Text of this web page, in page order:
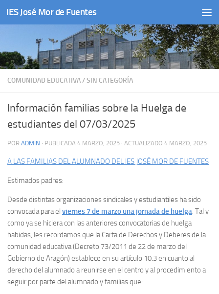
Saltar al contenido
IES José Mor de Fuentes
COMUNIDAD EDUCATIVA/SIN CATEGORÍA
Información familias sobre la Huelga de
estudiantes del 07/03/2025
POR ADMIN · PUBLICADA 4 MARZO, 2025 · ACTUALIZADO 4 MARZO, 2025
A LAS FAMILIAS DEL ALUMNADO DEL lES JOSÉ MOR DE FUENTES
Estimados padres:
Desde distintas organizaciones sindicales y estudiantiles ha sido
convocada para el viernes 7 de marzo una jornada de huelga. Tal y
como ya se hiciera con las anteriores convocatorias de huelga
habidas, les recordamos que la Carta de Derechos y Deberes de la
comunidad educativa (Decreto 73/2011 de 22 de marzo del
Gobierno de Aragón) establece en su artículo 10.3 en cuanto al
derecho del alumnado a reunirse en el centro y al procedimiento a
seguir por parte del alumnado y familias que: